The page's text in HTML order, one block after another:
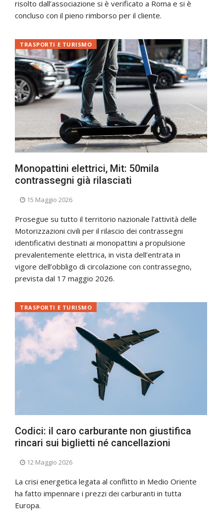
risolto dall’associazione si è verificato a Roma e si è
concluso con il pieno rimborso per il cliente.
Monopattini elettrici, Mit: 50mila
contrassegni già rilasciati
TRASPORTI E TURISMO
15 Maggio 2026
Prosegue su tutto il territorio nazionale l’attività delle
Motorizzazioni civili per il rilascio dei contrassegni
identificativi destinati ai monopattini a propulsione
prevalentemente elettrica, in vista dell’entrata in
vigore dell’obbligo di circolazione con contrassegno,
prevista dal 17 maggio 2026.
Codici: il caro carburante non giustifica
rincari sui biglietti né cancellazioni
TRASPORTI E TURISMO
12 Maggio 2026
La crisi energetica legata al conflitto in Medio Oriente
ha fatto impennare i prezzi dei carburanti in tutta
Europa.